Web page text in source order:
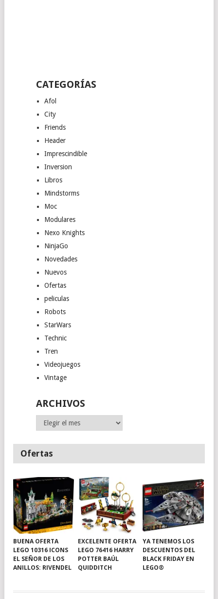
CATEGORÍAS
Afol
City
Friends
Header
Imprescindible
Inversion
Libros
Mindstorms
Moc
Modulares
Nexo Knights
NinjaGo
Novedades
Nuevos
Ofertas
peliculas
Robots
StarWars
Technic
Tren
Videojuegos
Vintage
ARCHIVOS
Archivos
Ofertas
BUENA OFERTA
LEGO 10316 ICONS
EL SEÑOR DE LOS
ANILLOS: RIVENDEL
EXCELENTE OFERTA
LEGO 76416 HARRY
POTTER BAÚL
QUIDDITCH
YA TENEMOS LOS
DESCUENTOS DEL
BLACK FRIDAY EN
LEGO®